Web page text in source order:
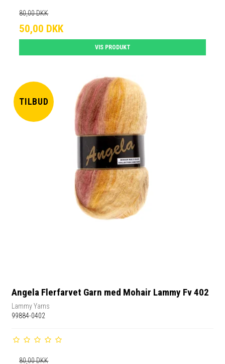
80,00 DKK
50,00 DKK
VIS PRODUKT
TILBUD
Angela Flerfarvet Garn med Mohair Lammy Fv 402
Lammy Yarns
99884-0402
80,00 DKK